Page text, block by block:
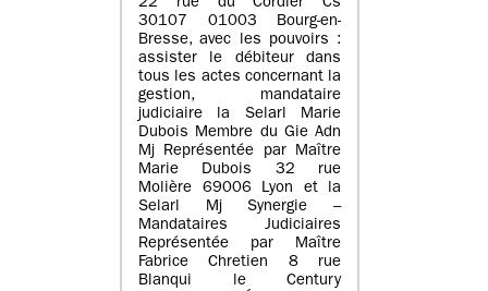
22 rue du Cordier Cs
30107 01003 Bourg-en-
Bresse, avec les pouvoirs :
assister le débiteur dans
tous les actes concernant la
gestion, mandataire
judiciaire la Selarl Marie
Dubois Membre du Gie Adn
Mj Représentée par Maître
Marie Dubois 32 rue
Molière 69006 Lyon et la
Selarl Mj Synergie –
Mandataires Judiciaires
Représentée par Maître
Fabrice Chretien 8 rue
Blanqui le Century